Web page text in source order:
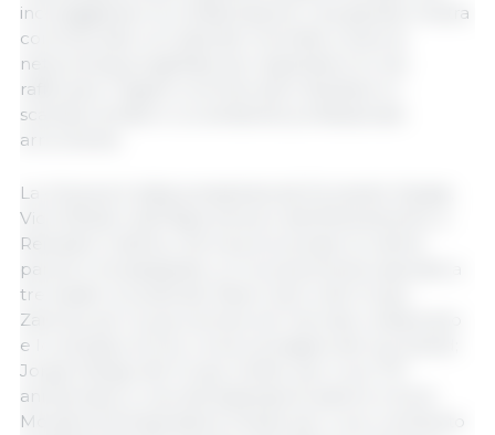
incoraggiavano la collaborazione, una grande mostra
commerciale con aziende rinomate e aree di
networking progettate per espandere le reti,
rafforzare i legami commerciali e facilitare lo
scambio di idee in un ambiente professionale
arricchente.
La chiusura è stata presieduta da Fernando Vargas,
Vice Ministro dell'Agricoltura e dell'Allevamento, e
Reinaldo Cubillos, che ha pronunciato le ultime
parole e ha assegnato un riconoscimento speciale a
tre leader eccezionali: Mario Garro del Grupo
Zamora, per la sua carriera nel mercato costaricano
e lo sviluppo di Jow come immagine del suo brand;
Jorge Arango del Grupo CAISA, per il suo 70°
anniversario e una vita dedicata al settore e Erick
Morales di Empacadora Toledo per il suo contributo